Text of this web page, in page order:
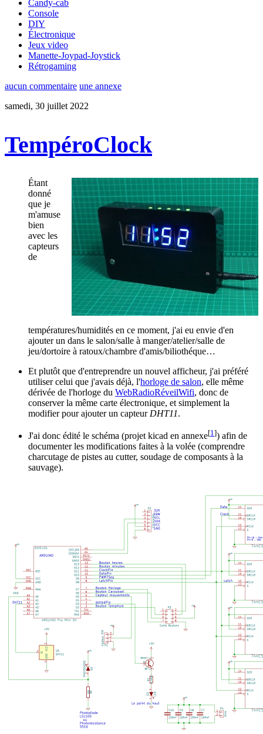
Candy-cab
Console
DIY
Électronique
Jeux video
Manette-Joypad-Joystick
Rétrogaming
aucun commentaire une annexe
samedi, 30 juillet 2022
TempéroClock
Étant
donné
que je
m'amuse
bien
avec les
capteurs
de
températures/humidités en ce moment, j'ai eu envie d'en
ajouter un dans le salon/salle à manger/atelier/salle de
jeu/dortoire à ratoux/chambre d'amis/biliothéque…
Et plutôt que d'entreprendre un nouvel afficheur, j'ai préféré
utiliser celui que j'avais déjà, l'horloge de salon, elle même
dérivée de l'horloge du WebRadioRéveilWifi, donc de
conserver la même carte électronique, et simplement la
modifier pour ajouter un capteur DHT11.
J'ai donc édité le schéma (projet kicad en annexe[1]) afin de
documenter les modifications faites à la volée (comprendre
charcutage de pistes au cutter, soudage de composants à la
sauvage).